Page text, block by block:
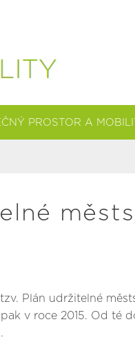
PROSTOR A
Plán udržitelné
v roce 2015. Od